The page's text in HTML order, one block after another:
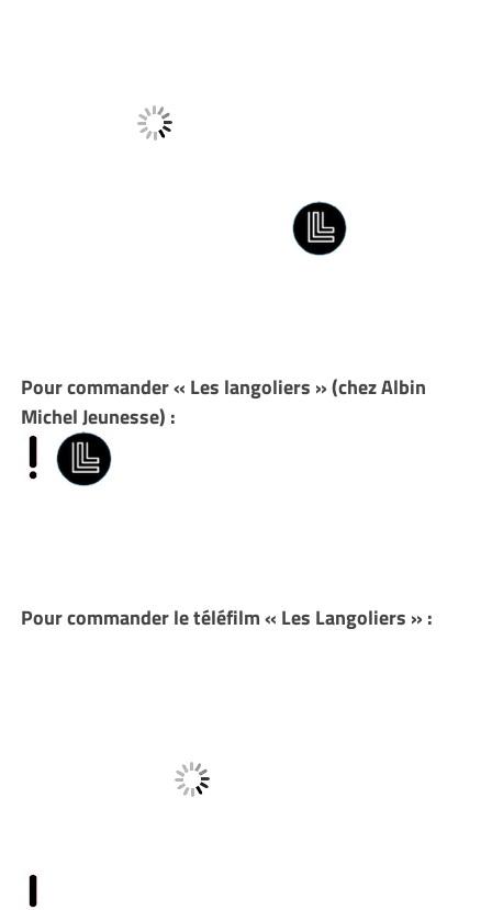
Pour commander « Les langoliers » (chez Albin
Michel Jeunesse) :
Pour commander le téléfilm « Les Langoliers » :